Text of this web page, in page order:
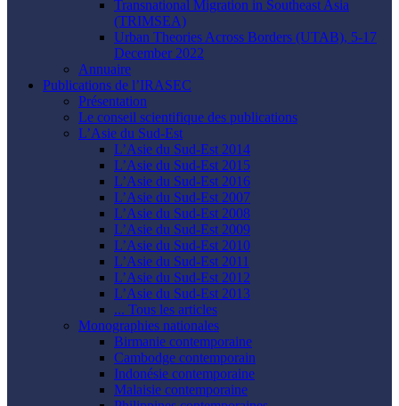
Transnational Migration in Southeast Asia
(TRIMSEA)
Urban Theories Across Borders (UTAB), 5-17
December 2022
Annuaire
Publications de l’IRASEC
Présentation
Le conseil scientifique des publications
L’Asie du Sud-Est
L’Asie du Sud-Est 2014
L’Asie du Sud-Est 2015
L’Asie du Sud-Est 2016
L’Asie du Sud-Est 2007
L’Asie du Sud-Est 2008
L’Asie du Sud-Est 2009
L’Asie du Sud-Est 2010
L’Asie du Sud-Est 2011
L’Asie du Sud-Est 2012
L’Asie du Sud-Est 2013
... Tous les articles
Monographies nationales
Birmanie contemporaine
Cambodge contemporain
Indonésie contemporaine
Malaisie contemporaine